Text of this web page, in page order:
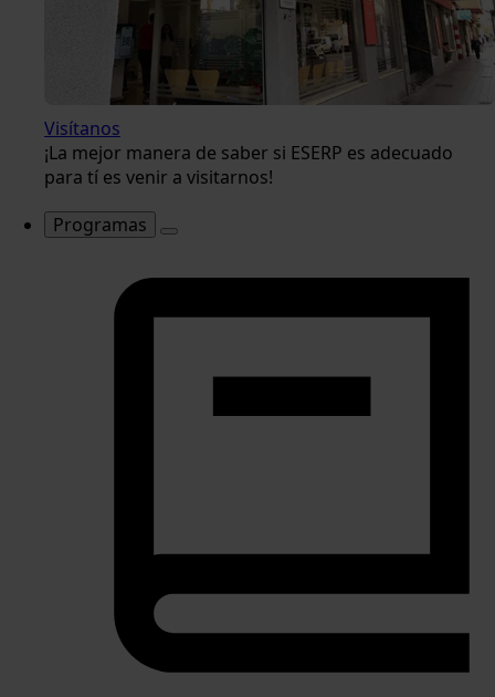
Visítanos
¡La mejor manera de saber si ESERP es adecuado
para tí es venir a visitarnos!
Programas